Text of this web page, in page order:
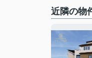
近隣の物